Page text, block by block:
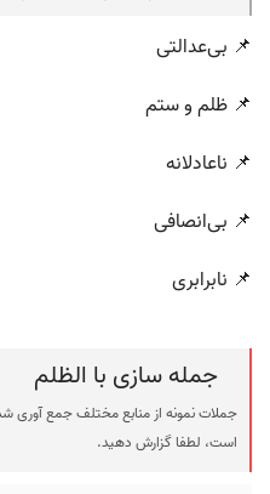
📌 بی‌عدالتی
📌 ظلم و ستم
📌 ناعادلانه
📌 بی‌انصافی
📌 نابرابری
جمله سازی با الظلم
جملات نمونه از منابع مختلف جمع
است، لطفا گزارش دهید.